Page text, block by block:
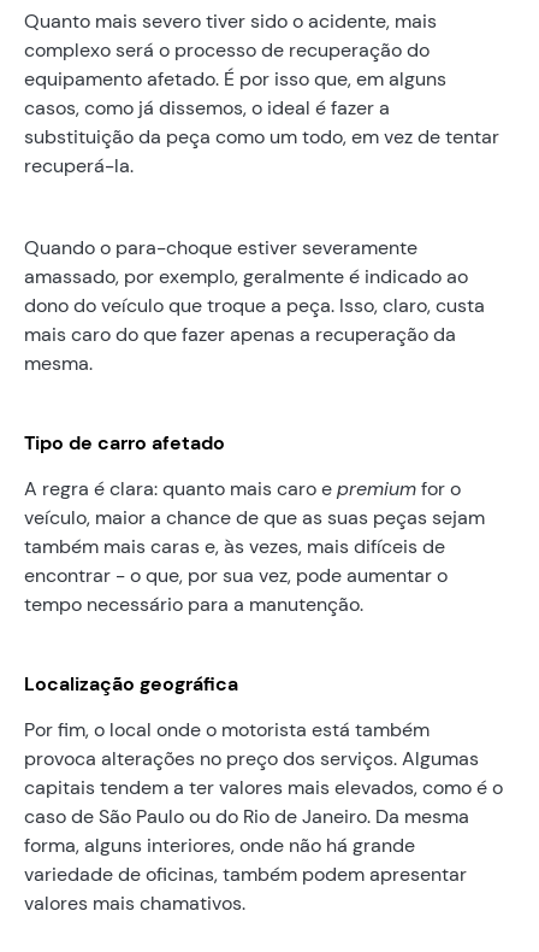
Quanto mais severo tiver sido o acidente, mais
complexo será o processo de recuperação do
equipamento afetado. É por isso que, em alguns
casos, como já dissemos, o ideal é fazer a
substituição da peça como um todo, em vez de tentar
recuperá-la.
Quando o para-choque estiver severamente
amassado, por exemplo, geralmente é indicado ao
dono do veículo que troque a peça. Isso, claro, custa
mais caro do que fazer apenas a recuperação da
mesma.
Tipo de carro afetado
A regra é clara: quanto mais caro epremiumfor o
veículo, maior a chance de que as suas peças sejam
também mais caras e, às vezes, mais difíceis de
encontrar - o que, por sua vez, pode aumentar o
tempo necessário para a manutenção.
Localização geográfica
Por fim, o local onde o motorista está também
provoca alterações no preço dos serviços. Algumas
capitais tendem a ter valores mais elevados, como é o
caso de São Paulo ou do Rio de Janeiro. Da mesma
forma, alguns interiores, onde não há grande
variedade de oficinas, também podem apresentar
valores mais chamativos.